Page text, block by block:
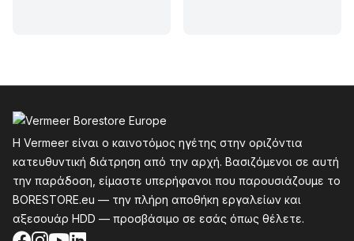
Η Vermeer είναι ο καινοτόμος ηγέτης στην οριζόντια
κατευθυντική διάτρηση από την αρχή. Βασιζόμενοι σε αυτή
την παράδοση, είμαστε υπερήφανοι που παρουσιάζουμε το
BORESTORE.eu — την πλήρη αποθήκη εργαλείων και
αξεσουάρ HDD — προσβάσιμο σε εσάς όπως θέλετε.